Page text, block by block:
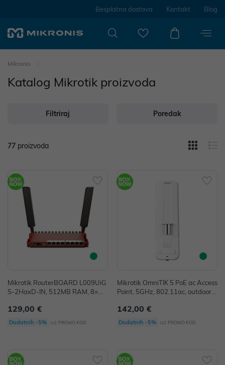
Besplatna dostava Kontakt Blog
Mikronis
Katalog Mikrotik proizvoda
Filtriraj Poredak
77 proizvoda
Mikrotik RouterBOARD L009UiG
S-2HaxD-IN, 512MB RAM, 8×G-
1b/g/n/ax dual-chain, 4dBi ekster
ne antene, USB, desktop kučište,
129,00 €
Dodatnih -5% uz PROMO KOD
Mikrotik OmniTIK 5 PoE ac Access
Point, 5GHz, 802.11ac, outdoor,
acD)
142,00 €
Dodatnih -5% uz PROMO KOD